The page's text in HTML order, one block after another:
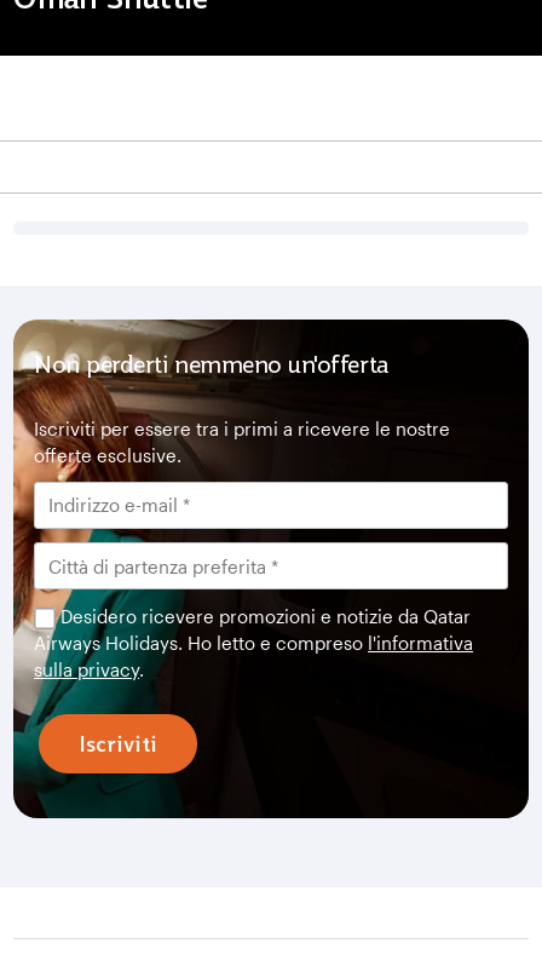
Non perderti nemmeno un'offerta
Iscriviti per essere tra i primi a ricevere le nostre
offerte esclusive.
Desidero ricevere promozioni e notizie da Qatar
Airways Holidays. Ho letto e compreso l'informativa
sulla privacy.
Iscriviti